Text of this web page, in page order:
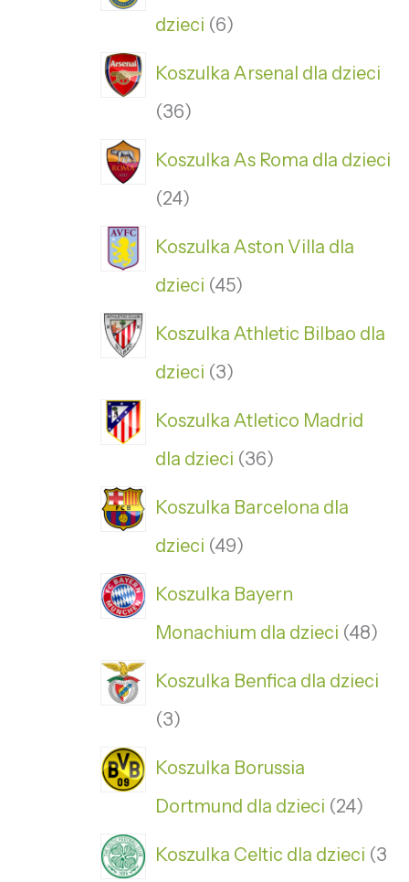
dzieci 6
Koszulka Arsenal dla dzieci
36
Koszulka As Roma dla dzieci
24
Koszulka Aston Villa dla
dzieci 45
Koszulka Athletic Bilbao dla
dzieci 3
Koszulka Atletico Madrid
dla dzieci 36
Koszulka Barcelona dla
dzieci 49
Koszulka Bayern
Monachium dla dzieci 48
Koszulka Benfica dla dzieci
3
Koszulka Borussia
Dortmund dla dzieci 24
Koszulka Celtic dla dzieci 3